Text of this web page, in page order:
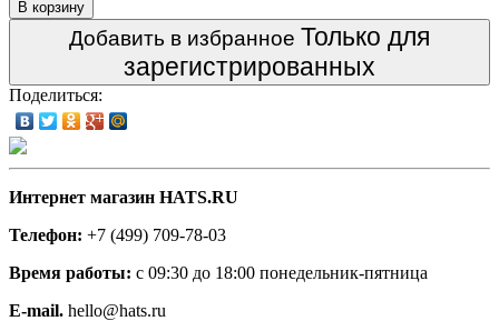
В корзину
Добавить в избранное Только для
зарегистрированных
Поделиться:
Интернет магазин HATS.RU
Телефон: +7 (499) 709-78-03
Время работы: с 09:30 до 18:00 понедельник-пятница
E-mail. hello@hats.ru